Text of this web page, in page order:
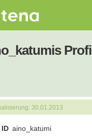
Profil
30.01.2013
ID aino_katumi